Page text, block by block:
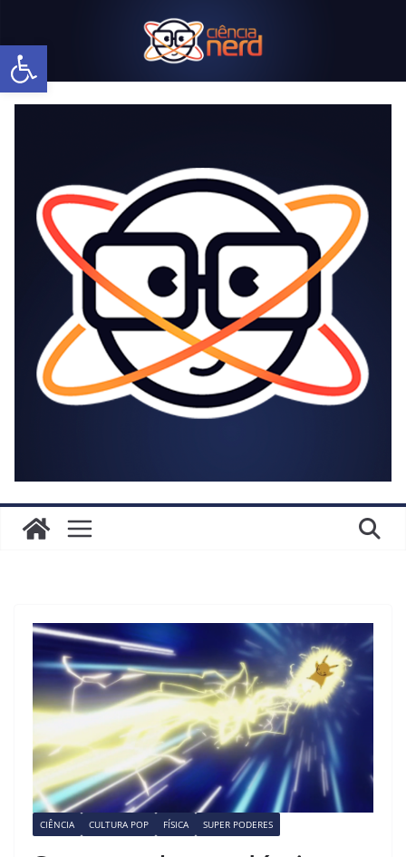
Abrir a barra de ferramentas
CIÊNCIA CULTURA POP FÍSICA SUPER PODERES